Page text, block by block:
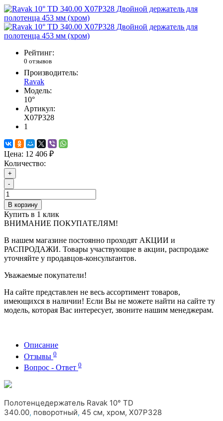
Рейтинг:
0 отзывов
Производитель:
Ravak
Модель:
10°
Артикул:
X07P328
1
Цена: 12 406 ₽
Количество:
+
-
В корзину
Купить в 1 клик
ВНИМАНИЕ ПОКУПАТЕЛЯМ!
В нашем магазине постоянно проходят АКЦИИ и
РАСПРОДАЖИ. Товары участвующие в акции, распродаже
уточняйте у продавцов-консультантов.
Уважаемые покупатели!
На сайте представлен не весь ассортимент товаров,
имеющихся в наличии! Если Вы не можете найти на сайте ту
модель, которая Вас интересует, звоните нашим менеджерам.
Описание
Отзывы 0
Вопрос - Ответ 0
Полотенцедержатель Ravak 10° TD
340.00, поворотный, 45 см, хром, X07P328